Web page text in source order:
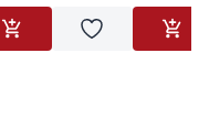
DODAJ U KORPU
Dodaj u